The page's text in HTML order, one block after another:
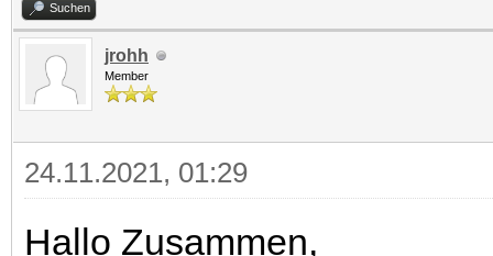
Suchen
jrohh
Member
24.11.2021, 01:29
Hallo Zusammen,